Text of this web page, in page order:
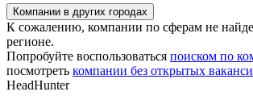
Компании в других городах
К сожалению, компании по сферам не
регионе.
Попробуйте воспользоваться поиском по
посмотреть компании без открытых
HeadHunter